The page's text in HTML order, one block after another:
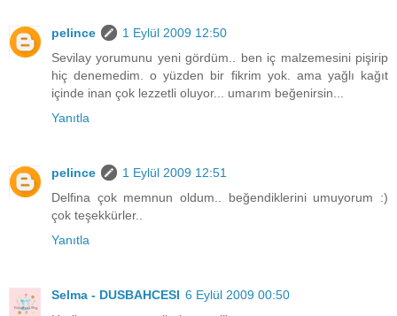
pelince
1 Eylül 2009 12:50
Sevilay yorumunu yeni gördüm.. ben iç malzemesini pişirip
hiç denemedim. o yüzden bir fikrim yok. ama yağlı kağıt
içinde inan çok lezzetli oluyor... umarım beğenirsin...
Yanıtla
pelince
1 Eylül 2009 12:51
Delfina çok memnun oldum.. beğendiklerini umuyorum :)
çok teşekkürler..
Yanıtla
Selma - DUSBAHCESI 6 Eylül 2009 00:50